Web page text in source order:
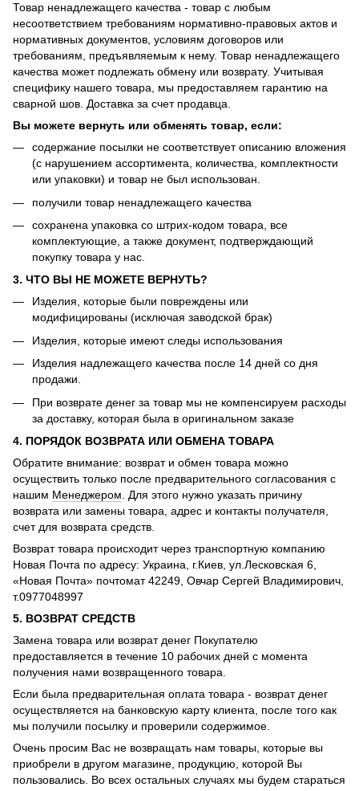
Товар ненадлежащего качества - товар с любым
несоответствием требованиям нормативно-правовых актов и
нормативных документов, условиям договоров или
требованиям, предъявляемым к нему. Товар ненадлежащего
качества может подлежать обмену или возврату. Учитывая
специфику нашего товара, мы предоставляем гарантию на
сварной шов. Доставка за счет продавца.
Вы можете вернуть или обменять товар, если:
содержание посылки не соответствует описанию вложения
(с нарушением ассортимента, количества, комплектности
или упаковки) и товар не был использован.
получили товар ненадлежащего качества
сохранена упаковка со штрих-кодом товара, все
комплектующие, а также документ, подтверждающий
покупку товара у нас.
3. ЧТО ВЫ НЕ МОЖЕТЕ ВЕРНУТЬ?
Изделия, которые были повреждены или
модифицированы (исключая заводской брак)
Изделия, которые имеют следы использования
Изделия надлежащего качества после 14 дней со дня
продажи.
При возврате денег за товар мы не компенсируем расходы
за доставку, которая была в оригинальном заказе
4. ПОРЯДОК ВОЗВРАТА ИЛИ ОБМЕНА ТОВАРА
Обратите внимание: возврат и обмен товара можно
осуществить только после предварительного согласования с
нашим Менеджером . Для этого нужно указать причину
возврата или замены товара, адрес и контакты получателя,
счет для возврата средств.
Возврат товара происходит через транспортную компанию
Новая Почта по адресу: Украина, г.Киев, ул.Лесковская 6,
«Новая Почта» почтомат 42249, Овчар Сергей Владимирович,
т.0977048997
5. ВОЗВРАТ СРЕДСТВ
Замена товара или возврат денег Покупателю
предоставляется в течение 10 рабочих дней с момента
получения нами возвращенного товара.
Если была предварительная оплата товара - возврат денег
осуществляется на банковскую карту клиента, после того как
мы получили посылку и проверили содержимое.
Очень просим Вас не возвращать нам товары, которые вы
приобрели в другом магазине, продукцию, которой Вы
пользовались. Во всех остальных случаях мы будем стараться